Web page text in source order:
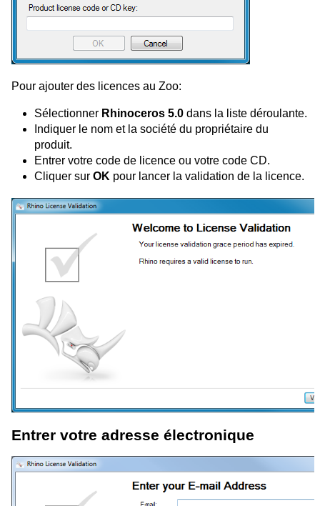
Pour ajouter des licences au Zoo:
Sélectionner Rhinoceros 5.0 dans la liste déroulante.
Indiquer le nom et la société du propriétaire du
produit.
Entrer votre code de licence ou votre code CD.
Cliquer sur OK pour lancer la validation de la licence.
Entrer votre adresse électronique